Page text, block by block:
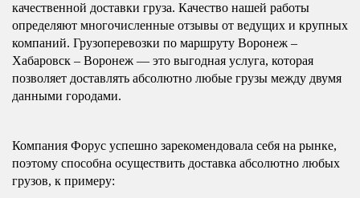
качественной доставки груза. Качество нашей работы
определяют многочисленные отзывы от ведущих и крупных
компаний. Грузоперевозки по маршруту Воронеж –
Хабаровск – Воронеж — это выгодная услуга, которая
позволяет доставлять абсолютно любые грузы между двумя
данными городами.
Компания Форус успешно зарекомендовала себя на рынке,
поэтому способна осуществить доставка абсолютно любых
грузов, к примеру: